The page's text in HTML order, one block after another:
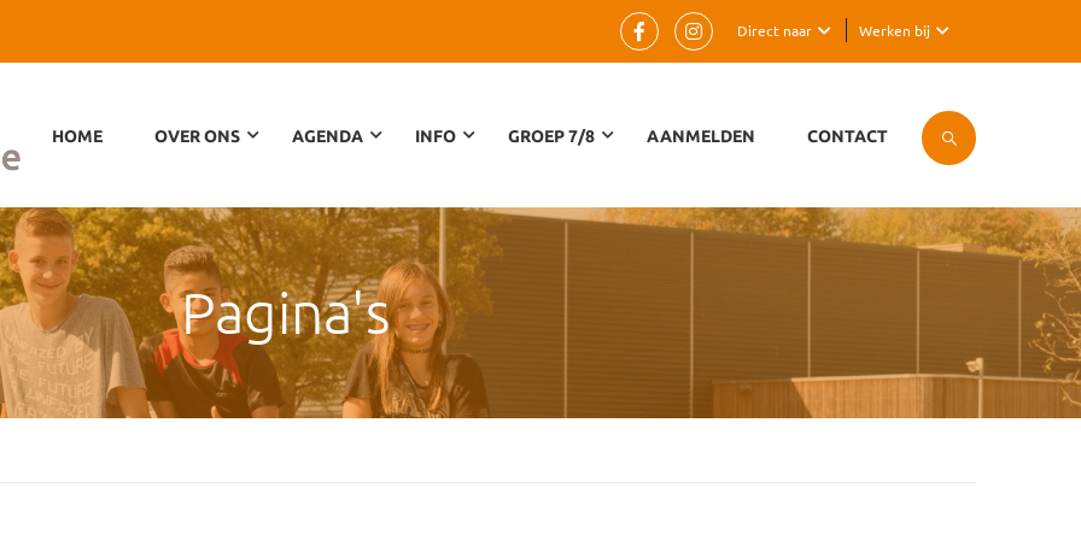
Werken bij
Direct naar
HOME OVER ONS AGENDA INFO GROEP 7/8 AANMELDEN CONTACT
Pagina's